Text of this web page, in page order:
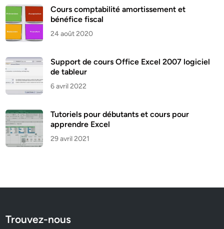
Cours comptabilité amortissement et
bénéfice fiscal
24 août 2020
Support de cours Office Excel 2007 logiciel
de tableur
6 avril 2022
Tutoriels pour débutants et cours pour
apprendre Excel
29 avril 2021
Trouvez-nous